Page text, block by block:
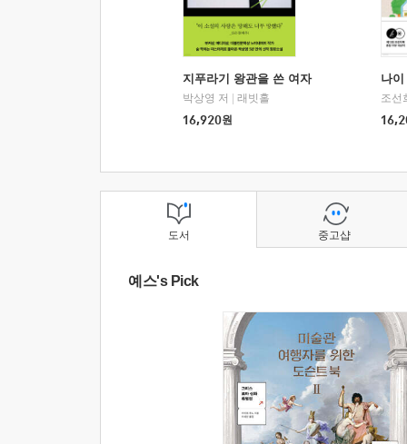
지푸라기 왕관을 쓴 여자
박상영 저
래빗홀
16,920원
나
조선
도서
예스's Pick
중고샵